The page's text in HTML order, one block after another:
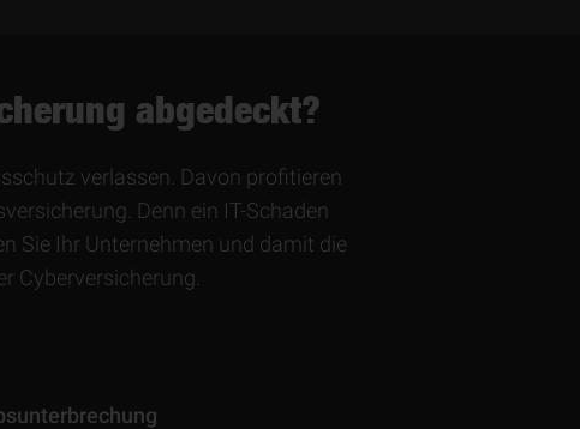
abgedeckt?
verlassen. Davon profitieren
Denn ein IT-Schaden
Sie Ihr Unternehmen und damit die
Cyberversicherung.